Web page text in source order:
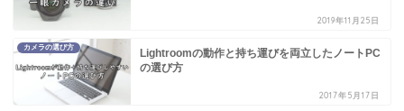
2019年11月25日
カメラの選び方
Lightroomの動作と持ち運びを両立したノートPC
の選び方
2017年5月17日